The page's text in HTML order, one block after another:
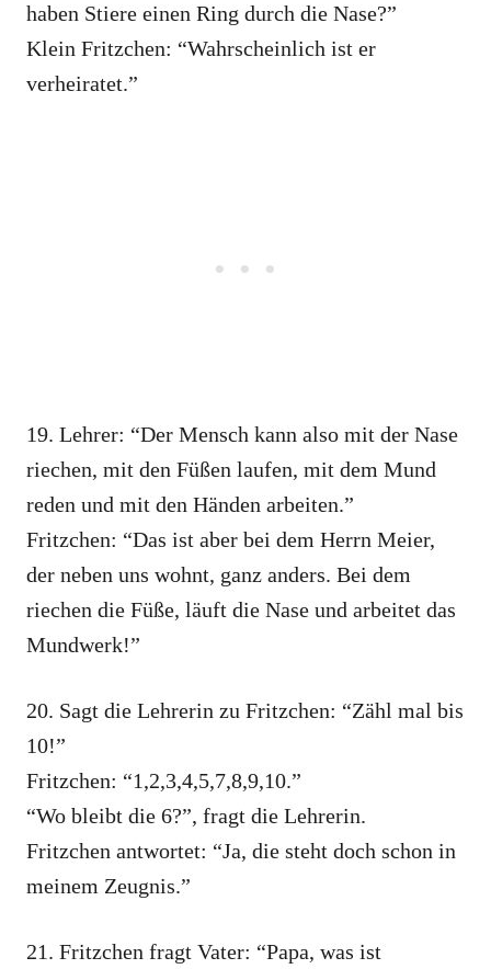
haben Stiere einen Ring durch die Nase?”
Klein Fritzchen: “Wahrscheinlich ist er
verheiratet.”
19. Lehrer: “Der Mensch kann also mit der Nase
riechen, mit den Füßen laufen, mit dem Mund
reden und mit den Händen arbeiten.”
Fritzchen: “Das ist aber bei dem Herrn Meier,
der neben uns wohnt, ganz anders. Bei dem
riechen die Füße, läuft die Nase und arbeitet das
Mundwerk!”
20. Sagt die Lehrerin zu Fritzchen: “Zähl mal bis
10!”
Fritzchen: “1,2,3,4,5,7,8,9,10.”
“Wo bleibt die 6?”, fragt die Lehrerin.
Fritzchen antwortet: “Ja, die steht doch schon in
meinem Zeugnis.”
21. Fritzchen fragt Vater: “Papa, was ist